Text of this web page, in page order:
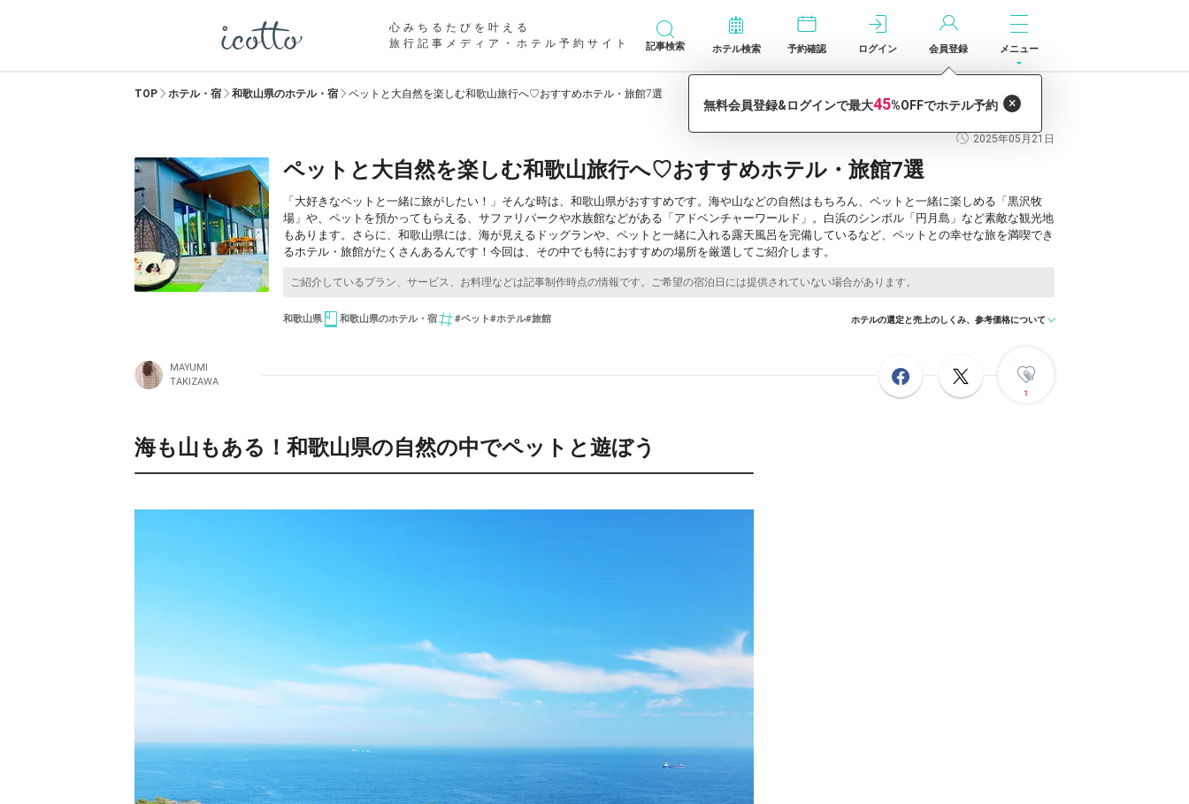
心みちるたびを叶える
旅行記事メディア・ホテル予約サイト
記事検索 ホテル検索 予約確認 ログイン 会員登録 メニュー
TOP ホテル・宿 和歌山県のホテル・宿 ペットと大自然を楽しむ和歌山旅行へ♡おすすめホテル・旅館7選
2025年05月21日
ペットと大自然を楽しむ和歌山旅行へ♡おすすめホテル・旅館7選
「大好きなペットと一緒に旅がしたい！」そんな時は、和歌山県がおすすめです。海や山などの自然はもちろん、ペットと一緒に楽しめる「黒沢牧
場」や、ペットを預かってもらえる、サファリパークや水族館などがある「アドベンチャーワールド」。白浜のシンボル「円月島」など素敵な観光地
もあります。さらに、和歌山県には、海が見えるドッグランや、ペットと一緒に入れる露天風呂を完備しているなど、ペットとの幸せな旅を満喫でき
るホテル・旅館がたくさんあるんです！今回は、その中でも特におすすめの場所を厳選してご紹介します。
和歌山県 和歌山県のホテル・宿 #ペット#ホテル#旅館 ホテルの選定と売上のしくみ、参考価格について
MAYUMI
TAKIZAWA
1
海も山もある！和歌山県の自然の中でペットと遊ぼう